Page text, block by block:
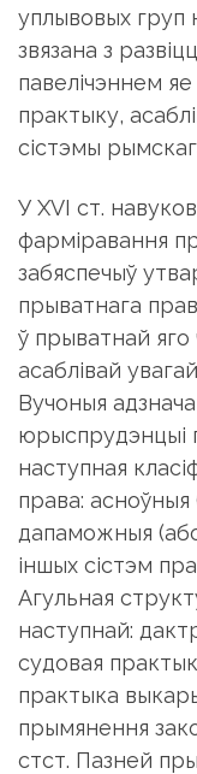
уплывовых груп
звязана з
павелічэннем
практыку,
сістэмы
У ХVІ ст.
фарміравання
забяспечыў
прыватнага
ў прыватнай яго
асаблівай
Вучоныя
юрыспрудэнцыі
наступная
права:
дапаможныя
іншых сістэм
Агульная
наступнай:
судовая
практыка
прымянення
стст. Пазней